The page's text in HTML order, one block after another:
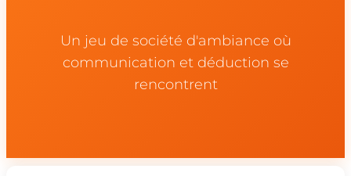
Un jeu de société d'ambiance où
communication et déduction se
rencontrent